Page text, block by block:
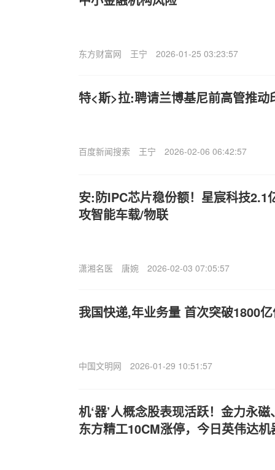
东方财富网 王宁 2026-01-25 03:23:57
特<斯>拉:聘请兰博基尼前高管推动
百度新闻搜索 王宁 2026-02-06 06:42:57
安:防IPC芯片稳份额！星宸科技2.1
攻智能车载/物联
潇湘名医 唐婉 2026-02-03 07:05:57
我国快递,年业务量 首次突破1800
中国文明网 2026-01-29 10:51:57
机‘器’人概念股表现活跃！金力永
东方精工10CM涨停，今日英伟达